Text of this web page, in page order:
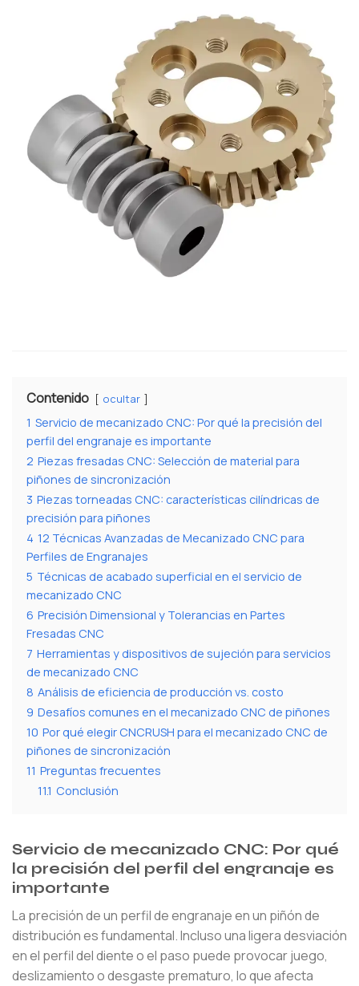
Contenido ocultar
1 Servicio de mecanizado CNC: Por qué la precisión del
perfil del engranaje es importante
2 Piezas fresadas CNC: Selección de material para
piñones de sincronización
3 Piezas torneadas CNC: características cilíndricas de
precisión para piñones
4 12 Técnicas Avanzadas de Mecanizado CNC para
Perfiles de Engranajes
5 Técnicas de acabado superficial en el servicio de
mecanizado CNC
6 Precisión Dimensional y Tolerancias en Partes
Fresadas CNC
7 Herramientas y dispositivos de sujeción para servicios
de mecanizado CNC
8 Análisis de eficiencia de producción vs. costo
9 Desafíos comunes en el mecanizado CNC de piñones
10 Por qué elegir CNCRUSH para el mecanizado CNC de
piñones de sincronización
11 Preguntas frecuentes
11.1 Conclusión
Servicio de mecanizado CNC: Por qué
la precisión del perfil del engranaje es
importante
La precisión de un perfil de engranaje en un piñón de
distribución es fundamental. Incluso una ligera desviación
en el perfil del diente o el paso puede provocar juego,
deslizamiento o desgaste prematuro, lo que afecta